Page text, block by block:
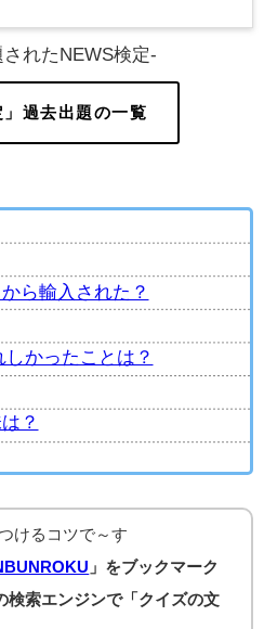
れたNEWS検定-
」過去出題の一覧
ら輸入された？
かったことは？
？
けるコツで～す
」をブックマーク
検索エンジンで「クイズの文